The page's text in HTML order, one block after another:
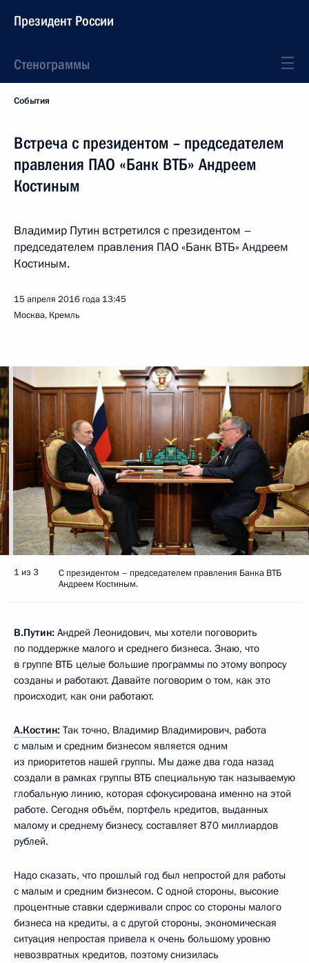
Президент России
Стенограммы
События
Встреча с президентом – председателем
правления ПАО «Банк ВТБ» Андреем
Костиным
Владимир Путин встретился с президентом –
председателем правления ПАО «Банк ВТБ» Андреем
Костиным.
15 апреля 2016 года 13:45
Москва, Кремль
1 из 3
С президентом – председателем правления Банка ВТБ
Андреем Костиным.
В.Путин: Андрей Леонидович, мы хотели поговорить
по поддержке малого и среднего бизнеса. Знаю, что
в группе ВТБ целые большие программы по этому вопросу
созданы и работают. Давайте поговорим о том, как это
происходит, как они работают.
А.Костин: Так точно, Владимир Владимирович, работа
с малым и средним бизнесом является одним
из приоритетов нашей группы. Мы даже два года назад
создали в рамках группы ВТБ специальную так называемую
глобальную линию, которая сфокусирована именно на этой
работе. Сегодня объём, портфель кредитов, выданных
малому и среднему бизнесу, составляет 870 миллиардов
рублей.
Надо сказать, что прошлый год был непростой для работы
с малым и средним бизнесом. С одной стороны, высокие
процентные ставки сдерживали спрос со стороны малого
бизнеса на кредиты, а с другой стороны, экономическая
ситуация непростая привела к очень большому уровню
невозвратных кредитов, поэтому снизилась